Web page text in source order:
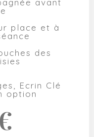
avant
place et à
des
Ecrin Clé
option